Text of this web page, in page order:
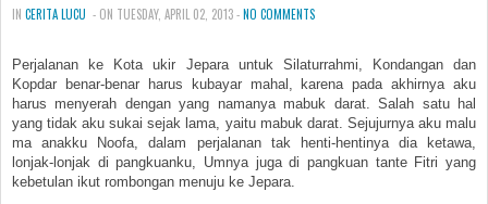
IN CERITA LUCU - ON TUESDAY, APRIL 02, 2013 -NO COMMENTS
Perjalanan ke Kota ukir Jepara untuk Silaturrahmi, Kondangan dan
Kopdar benar-benar harus kubayar mahal, karena pada akhirnya aku
harus menyerah dengan yang namanya mabuk darat. Salah satu hal
yang tidak aku sukai sejak lama, yaitu mabuk darat. Sejujurnya aku malu
ma anakku Noofa, dalam perjalanan tak henti-hentinya dia ketawa,
lonjak-lonjak di pangkuanku, Umnya juga di pangkuan tante Fitri yang
kebetulan ikut rombongan menuju ke Jepara.